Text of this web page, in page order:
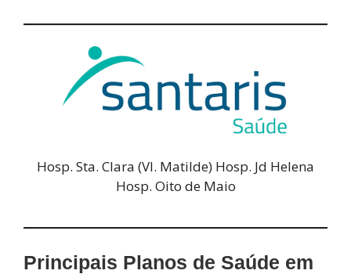
Hosp. Sta. Clara (Vl. Matilde) Hosp. Jd Helena
Hosp. Oito de Maio
Principais Planos de Saúde em